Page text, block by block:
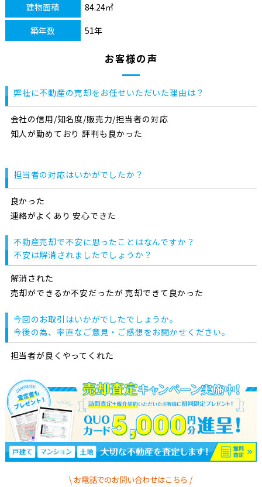
建物面積 84.24㎡
築年数 51年
お客様の声
弊社に不動産の売却をお任せいただいた理由は？
会社の信用/知名度/販売力/担当者の対応
知人が勤めており 評判も良かった
担当者の対応はいかがでしたか？
良かった
連絡がよくあり 安心できた
不動産売却で不安に思ったことはなんですか？
不安は解消されましたでしょうか？
解消された
売却ができるか不安だったが 売却できて良かった
今回のお取引はいかがでしたでしょうか。
今後の為、率直なご意見・ご感想をお聞かせください。
担当者が良くやってくれた
お電話でのお問い合わせはこちら